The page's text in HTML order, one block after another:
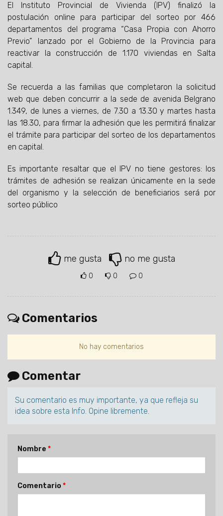
El Instituto Provincial de Vivienda (IPV) finalizó la
postulación online para participar del sorteo por 466
departamentos del programa “Casa Propia con Ahorro
Previo” lanzado por el Gobierno de la Provincia para
reactivar la construcción de 1.170 viviendas en Salta
capital.
Se recuerda a las familias que completaron la solicitud
web que deben concurrir a la sede de avenida Belgrano
1.349, de lunes a viernes, de 7.30 a 13.30 y martes hasta
las 18.30, para firmar la adhesión que les permitirá finalizar
el trámite para participar del sorteo de los departamentos
en capital.
Es importante resaltar que el IPV no tiene gestores: los
trámites de adhesión se realizan únicamente en la sede
del organismo y la selección de beneficiarios será por
sorteo público
me gusta no me gusta
0 0 0
Comentarios
No hay comentarios
Comentar
Su comentario es muy importante, ya que refleja su
idea sobre esta Info. Opine libremente.
Nombre
Comentario